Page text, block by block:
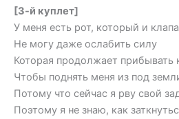
[3-й куплет]
У меня есть рот, который и
Не могу даже ослабить силу
Которая продолжает прибывать
Чтобы поднять меня из под
Потому что сейчас я рву свой
Поэтому я не знаю, как